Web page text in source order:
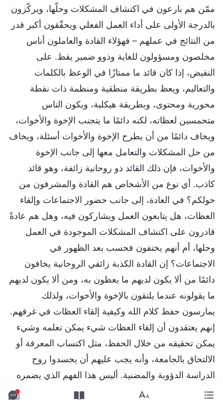
ممّن هم بارعون في اكتشاف المشكلات وحلّها، ويركّزون
بالدرجة الأولى على أداء العمل الفعلي ويحقّقون أكبر قدر
من النتائج في عملهم – فهؤلاء القادة والعاملون أناس
مخلصون ومسؤولون للغاية وذوو ضمير يقظ. على
النقيض، إذا كان قائد ما ممتازًا في الوعظ بالكلمات
والتعاليم، ويعظ بطريقة منطقية ومنظمة ذات نقطة
محورية ومحتوى، وبطريقة هيكلية، ويكون الناس
متحمسين لعظاته، لكنه دائمًا ما يتجنب الإخوة والأخوات،
ويخاف دائمًا من أن يطرح الإخوة والأخوات أسئلة، ويخاف
من حل المشكلات والتعامل معها إلى جانب الإخوة
والأخوات، فإن ذلك القائد ذو روحانية زائفة، وهو قائد
كاذب. أي نوع من الأشخاص هم القادة والمشرفون من
حولكم؟ في العادة، إلى جانب حضور الاجتماعات وإلقاء
العظات، هل يتابعون العمل ويشاركون فيه، وهل هم عادةً
قادرون على اكتشاف المشكلات الموجودة في العمل
وحلها، أم أنهم يختفون فحسب بعد الظهور في
الاجتماعات؟ إن القادة الكذبة زائفي الروحانية يخافون
دائمًا من ألا يكون لديهم ما يعظون به، ومن ألا يكون لديهم
ما يقولونه عندما يلتقون بالإخوة والأخوات، ولذلك
يمارسون حفظ كلام الله وكيفية إلقاء العظات في غرفهم.
إنهم يعتقدون أن إلقاء العظات شيء يمكن تعلمه وشيء
يمكن تحقيقه من خلال الحفظ، مثل اكتساب المعرفة أو
الالتحاق بالجامعة، وأنه يجب عليهم أن يجسدوا روح
الدراسة الدؤوبة والمضنية. أليس هذا الفهم الذي يضمره
هؤلاء القادة الكذبة فهمًا محرَّفًا؟ (بلى). إن أشخاصًا مثل